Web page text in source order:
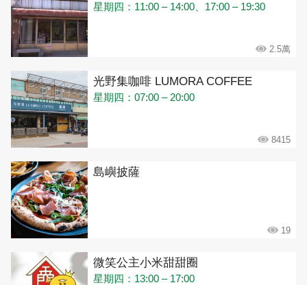
星期四：11:00 – 14:00、17:00 – 19:30
2.5萬
光野集咖啡 LUMORA COFFEE
星期四：07:00 – 20:00
8415
島嶼披薩
19
微笑公主小米甜甜圈
星期四：13:00 – 17:00